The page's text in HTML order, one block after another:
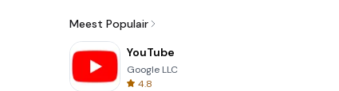
Meest Populair
YouTube
Google LLC
4.8